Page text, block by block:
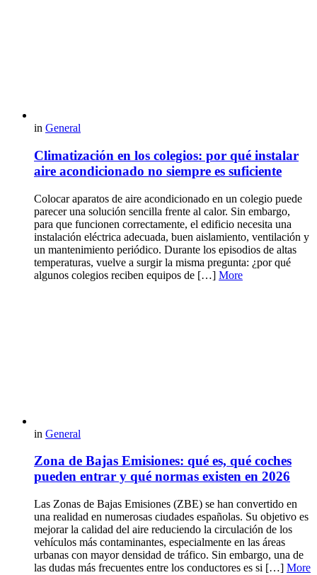
in General
Climatización en los colegios: por qué instalar
aire acondicionado no siempre es suficiente
Colocar aparatos de aire acondicionado en un colegio puede
parecer una solución sencilla frente al calor. Sin embargo,
para que funcionen correctamente, el edificio necesita una
instalación eléctrica adecuada, buen aislamiento, ventilación y
un mantenimiento periódico. Durante los episodios de altas
temperaturas, vuelve a surgir la misma pregunta: ¿por qué
algunos colegios reciben equipos de […] More
in General
Zona de Bajas Emisiones: qué es, qué coches
pueden entrar y qué normas existen en 2026
Las Zonas de Bajas Emisiones (ZBE) se han convertido en
una realidad en numerosas ciudades españolas. Su objetivo es
mejorar la calidad del aire reduciendo la circulación de los
vehículos más contaminantes, especialmente en las áreas
urbanas con mayor densidad de tráfico. Sin embargo, una de
las dudas más frecuentes entre los conductores es si […] More